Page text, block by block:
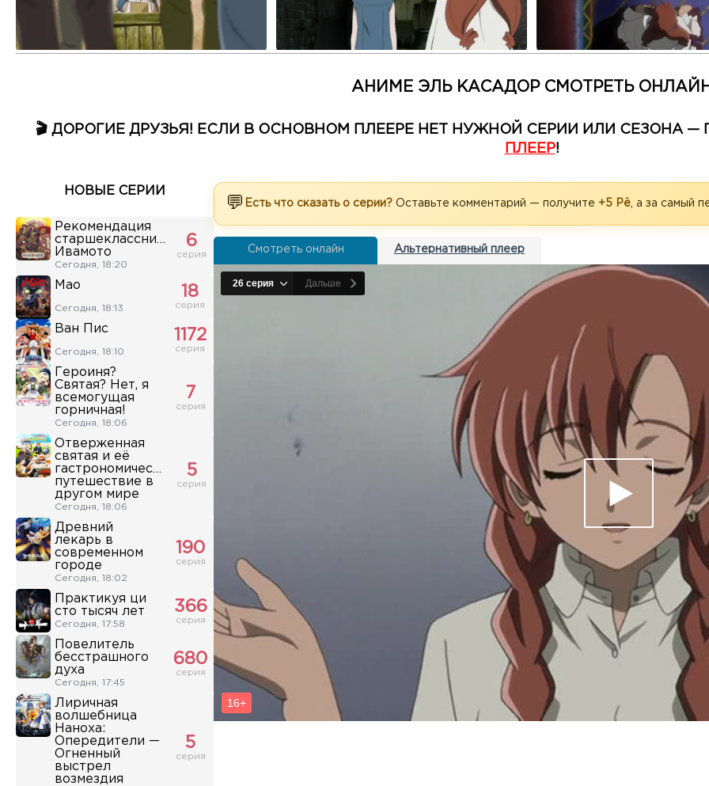
АНИМЕ ЭЛЬ КАСАДОР СМОТРЕТЬ
🎬 ДОРОГИЕ ДРУЗЬЯ! ЕСЛИ В ОСНОВНОМ ПЛЕЕРЕ НЕТ НУЖНОЙ СЕРИИ ИЛИ СЕЗОНА
ПЛЕЕР!
НОВЫЕ СЕРИИ
Рекомендация
старшеклассника
Ивамото
Сегодня, 18:20
6
серия
Мао
Сегодня, 18:13
18
серия
Ван Пис
Сегодня, 18:10
1172
серия
Героиня?
Святая? Нет, я
всемогущая
горничная!
Сегодня, 18:06
7
серия
Отверженная
святая и её
гастрономическое
путешествие в
другом мире
Сегодня, 18:06
5
серия
Древний
лекарь в
современном
городе
Сегодня, 18:02
190
серия
Практикуя ци
сто тысяч лет
Сегодня, 17:58
366
серия
Повелитель
бесстрашного
духа
Сегодня, 17:45
680
серия
Лиричная
волшебница
Наноха:
Опередители —
Огненный
выстрел
возмездия
5
серия
💬 Есть что сказать о серии? Оставьте комментарий — получите +5 Рё, а за самый
Смотреть онлайн Альтернативный плеер